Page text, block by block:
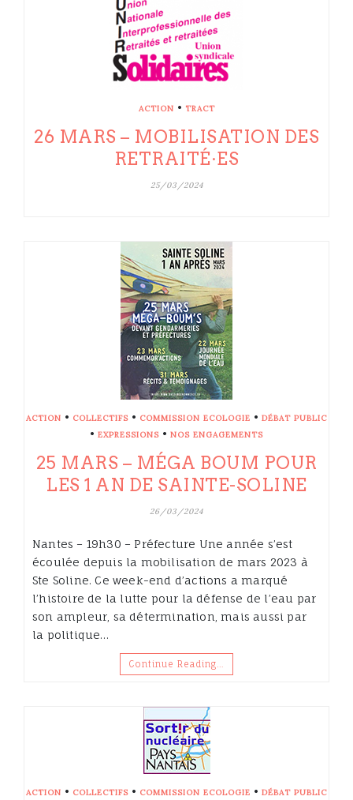
ACTION • TRACT
26 MARS – MOBILISATION DES
RETRAITÉ·ES
25/03/2024
ACTION • COLLECTIFS • COMMISSION ECOLOGIE • DÉBAT PUBLIC
• EXPRESSIONS • NOS ENGAGEMENTS
25 MARS – MÉGA BOUM POUR
LES 1 AN DE SAINTE-SOLINE
26/03/2024
Nantes – 19h30 – Préfecture Une année s’est
écoulée depuis la mobilisation de mars 2023 à
Ste Soline. Ce week-end d’actions a marqué
l’histoire de la lutte pour la défense de l’eau par
son ampleur, sa détermination, mais aussi par
la politique…
Continue Reading…
ACTION • COLLECTIFS • COMMISSION ECOLOGIE • DÉBAT PUBLIC